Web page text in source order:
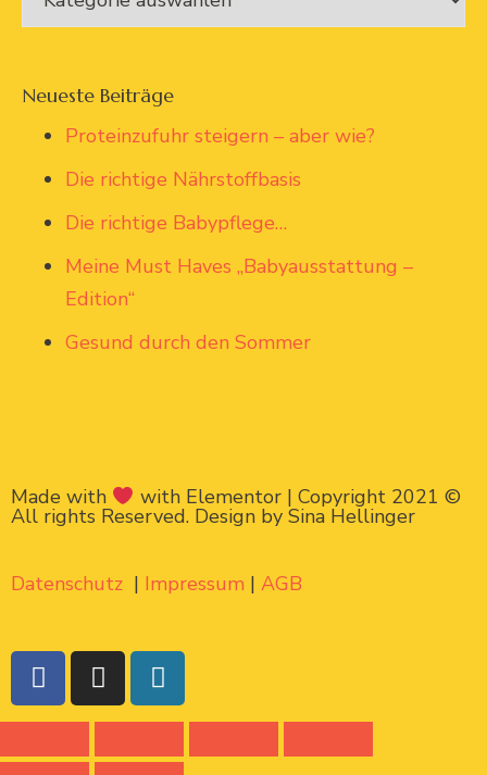
Neueste Beiträge
Proteinzufuhr steigern – aber wie?
Die richtige Nährstoffbasis
Die richtige Babypflege…
Meine Must Haves „Babyausstattung –
Edition“
Gesund durch den Sommer
Made with with Elementor | Copyright 2021 ©
All rights Reserved. Design by Sina Hellinger
Datenschutz | Impressum | AGB